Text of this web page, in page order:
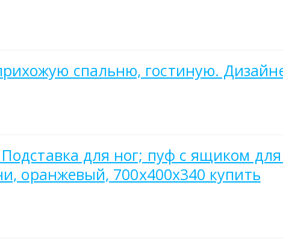
спальню, гостиную.
для ног; пуф с ящиком
оранжевый, 700х400х340 купить